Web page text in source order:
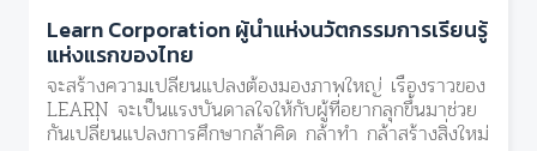
Learn Corporation ผู้นำแห่งนวัตกรรมการเรียนรู้
แห่งแรกของไทย
จะสร้างความเปลี่ยนแปลงต้องมองภาพใหญ่ เรื่องราวของ
LEARN จะเป็นแรงบันดาลใจให้กับผู้ที่อยากลุกขึ้นมาช่วย
กันเปลี่ยนแปลงการศึกษากล้าคิด กล้าทำ กล้าสร้างสิ่งใหม่